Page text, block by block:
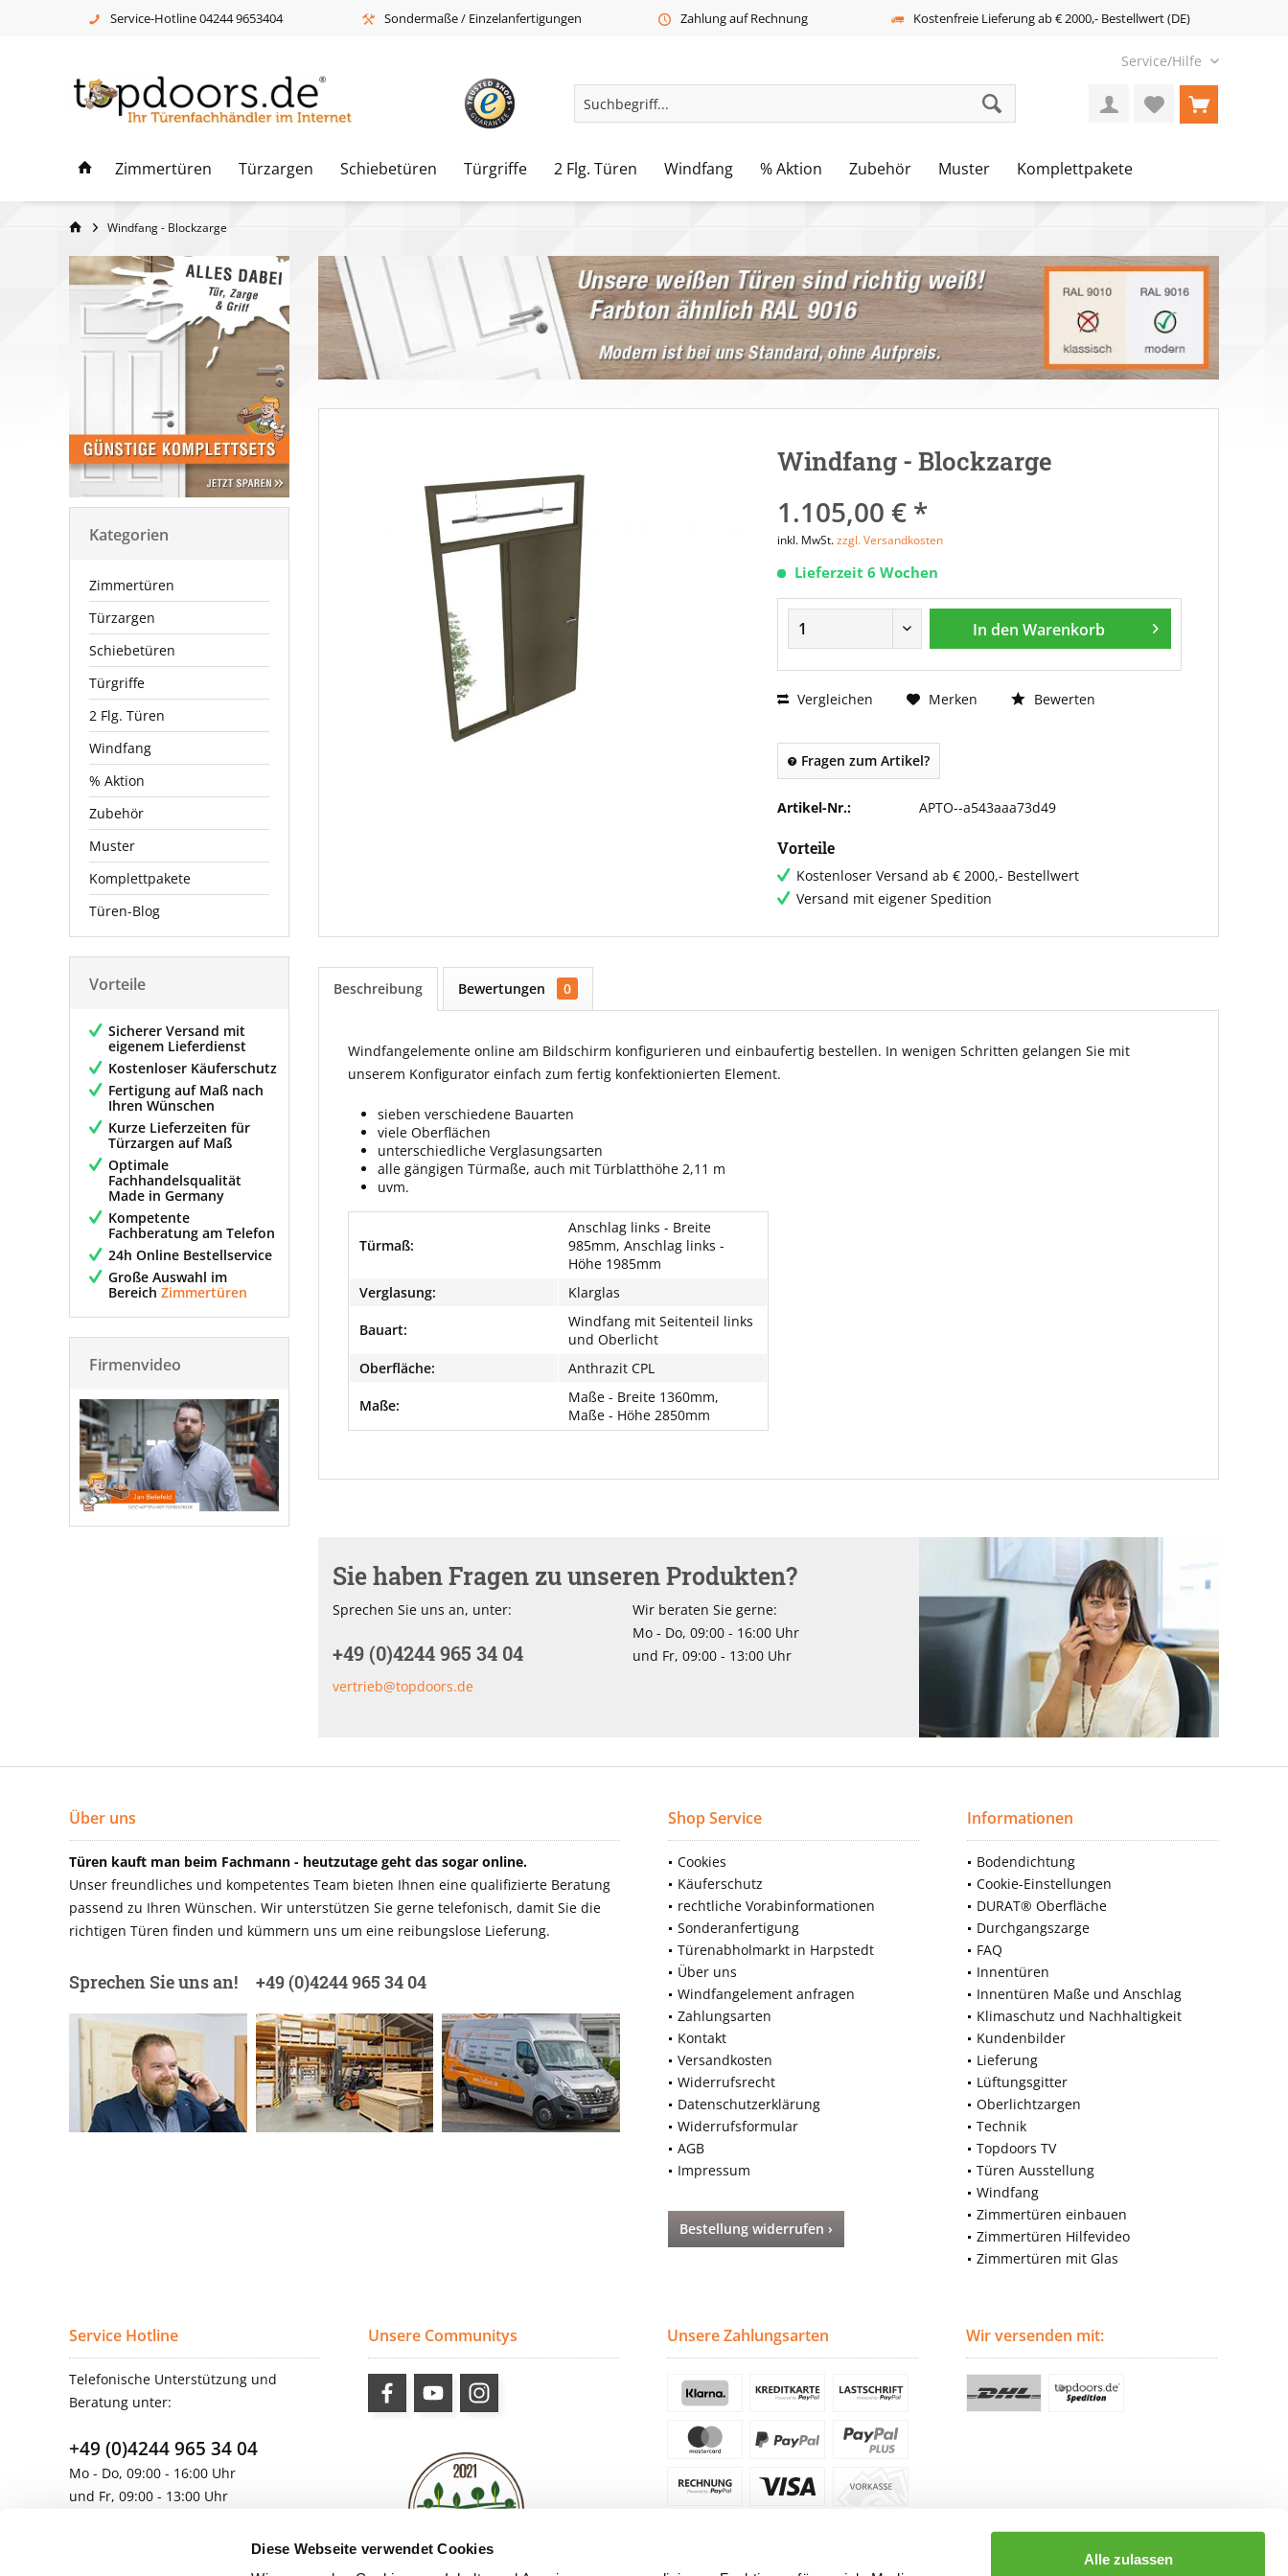
Diese Webseite verwendet Cookies
Alle zulassen
Service-Hotline 04244 9653404 Sondermaße / Einzelanfertigungen Zahlung auf Rechnung Kostenfreie Lieferung ab € 2000,- Bestellwert (DE)
Service/Hilfe
Zimmertüren Türzargen Schiebetüren Türgriffe 2 Flg. Türen Windfang % Aktion Zubehör Muster Komplettpakete
Windfang - Blockzarge
Kategorien
Zimmertüren
Türzargen
Schiebetüren
Türgriffe
2 Flg. Türen
Windfang
% Aktion
Zubehör
Muster
Komplettpakete
Türen-Blog
Vorteile
Sicherer Versand mit
eigenem Lieferdienst
Kostenloser Käuferschutz
Fertigung auf Maß nach
Ihren Wünschen
Kurze Lieferzeiten für
Türzargen auf Maß
Optimale
Fachhandelsqualität
Made in Germany
Kompetente
Fachberatung am Telefon
24h Online Bestellservice
Große Auswahl im
Bereich Zimmertüren
Firmenvideo
Windfang - Blockzarge
1.105,00 € *
inkl. MwSt.zzgl. Versandkosten
Lieferzeit 6 Wochen
In den Warenkorb
Vergleichen Merken Bewerten
Fragen zum Artikel?
Artikel-Nr.: APTO--a543aaa73d49
Vorteile
Kostenloser Versand ab € 2000,- Bestellwert
Versand mit eigener Spedition
Beschreibung Bewertungen 0
Windfangelemente online am Bildschirm konfigurieren und einbaufertig bestellen. In wenigen Schritten gelangen Sie mit
unserem Konfigurator einfach zum fertig konfektionierten Element.
sieben verschiedene Bauarten
viele Oberflächen
unterschiedliche Verglasungsarten
alle gängigen Türmaße, auch mit Türblatthöhe 2,11 m
uvm.
Türmaß:
Anschlag links - Breite
985mm, Anschlag links -
Höhe 1985mm
Verglasung:
Klarglas
Bauart:
Windfang mit Seitenteil links
und Oberlicht
Oberfläche:
Anthrazit CPL
Maße:
Maße - Breite 1360mm,
Maße - Höhe 2850mm
Sie haben Fragen zu unseren Produkten?
Sprechen Sie uns an, unter:
+49 (0)4244 965 34 04
vertrieb@topdoors.de
Wir beraten Sie gerne:
Mo - Do, 09:00 - 16:00 Uhr
und Fr, 09:00 - 13:00 Uhr
Über uns
Türen kauft man beim Fachmann - heutzutage geht das sogar online.
Unser freundliches und kompetentes Team bieten Ihnen eine qualifizierte Beratung
passend zu Ihren Wünschen. Wir unterstützen Sie gerne telefonisch, damit Sie die
richtigen Türen finden und kümmern uns um eine reibungslose Lieferung.
Sprechen Sie uns an! +49 (0)4244 965 34 04
Shop Service
Cookies
Käuferschutz
rechtliche Vorabinformationen
Sonderanfertigung
Türenabholmarkt in Harpstedt
Über uns
Windfangelement anfragen
Zahlungsarten
Kontakt
Versandkosten
Widerrufsrecht
Datenschutzerklärung
Widerrufsformular
AGB
Impressum
Bestellung widerrufen ›
Informationen
Bodendichtung
Cookie-Einstellungen
DURAT® Oberfläche
Durchgangszarge
FAQ
Innentüren
Innentüren Maße und Anschlag
Klimaschutz und Nachhaltigkeit
Kundenbilder
Lieferung
Lüftungsgitter
Oberlichtzargen
Technik
Topdoors TV
Türen Ausstellung
Windfang
Zimmertüren einbauen
Zimmertüren Hilfevideo
Zimmertüren mit Glas
Service Hotline
Telefonische Unterstützung und
Beratung unter:
+49 (0)4244 965 34 04
Mo - Do, 09:00 - 16:00 Uhr
und Fr, 09:00 - 13:00 Uhr
Unsere Communitys Unsere Zahlungsarten Wir versenden mit: